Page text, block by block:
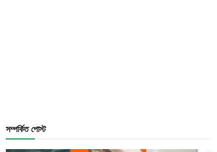
সম্পর্কিত পোস্ট